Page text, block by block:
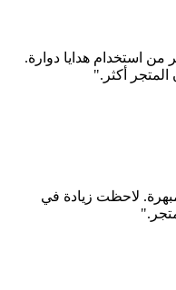
في أول شهر من استخدام هدايا دوارة.
المتجر أكثر."
لاحظت زيادة في